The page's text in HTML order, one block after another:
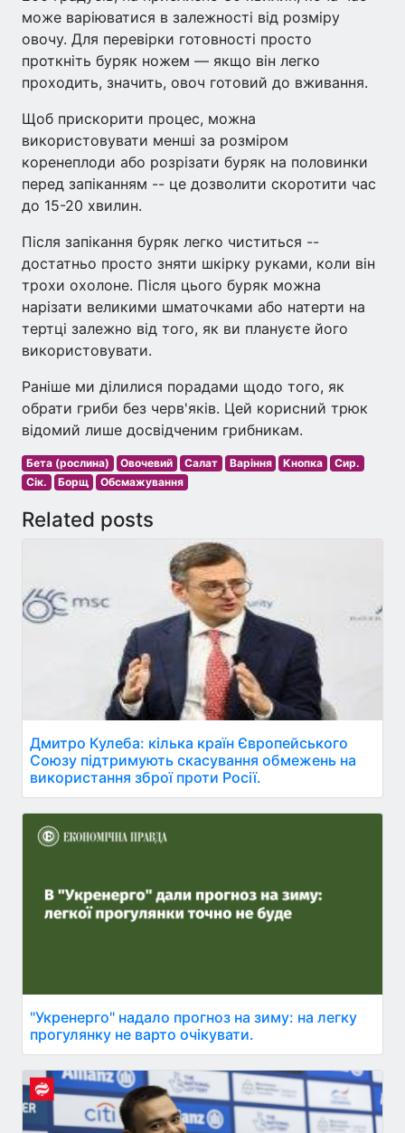
може варіюватися в залежності від розміру
овочу. Для перевірки готовності просто
проткніть буряк ножем — якщо він легко
проходить, значить, овоч готовий до вживання.
Щоб прискорити процес, можна
використовувати менші за розміром
коренеплоди або розрізати буряк на половинки
перед запіканням -- це дозволити скоротити час
до 15-20 хвилин.
Після запікання буряк легко чиститься --
достатньо просто зняти шкірку руками, коли він
трохи охолоне. Після цього буряк можна
нарізати великими шматочками або натерти на
тертці залежно від того, як ви плануєте його
використовувати.
Раніше ми ділилися порадами щодо того, як
обрати гриби без черв'яків. Цей корисний трюк
відомий лише досвідченим грибникам.
Бета (рослина) Овочевий Салат Варіння Кнопка
Сир.
Сік.
Борщ Обсмажування
Related posts
Дмитро Кулеба: кілька країн Європейського
Союзу підтримують скасування обмежень на
використання зброї проти Росії.
"Укренерго" надало прогноз на зиму: на легку
прогулянку не варто очікувати.